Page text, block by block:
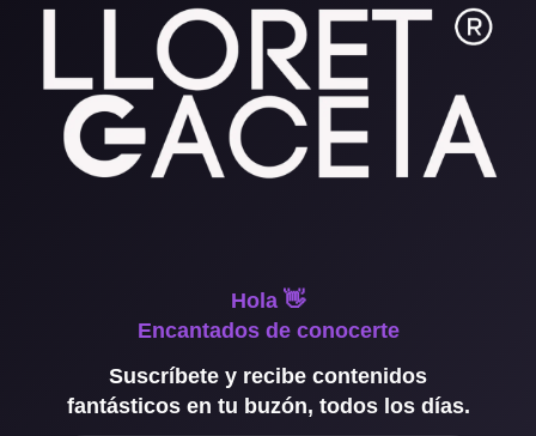
Hola 👋
Encantados de conocerte
Suscríbete y recibe contenidos
fantásticos en tu buzón, todos los días.